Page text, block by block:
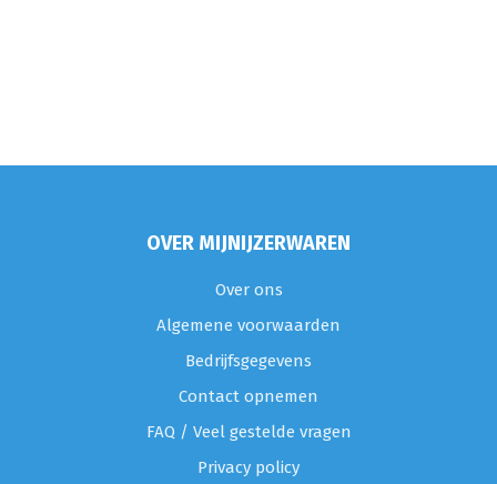
OVER MIJNIJZERWAREN
Over ons
Algemene voorwaarden
Bedrijfsgegevens
Contact opnemen
FAQ / Veel gestelde vragen
Privacy policy